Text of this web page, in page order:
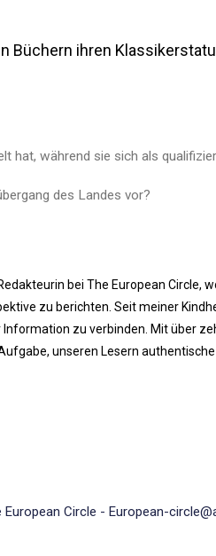
Büchern ihren
hat, während sie sich als
des Landes vor?
bei The European Circle,
zu berichten. Seit meiner
zu verbinden. Mit über
unseren Lesern authentische
Circle - European-